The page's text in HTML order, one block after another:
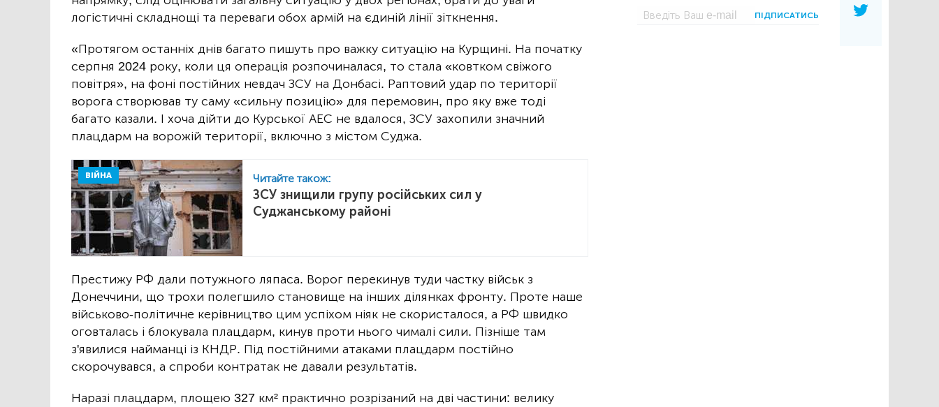
логістичні складнощі та переваги обох армій на єдиній лінії зіткнення.
«Протягом останніх днів багато пишуть про важку ситуацію на Курщині. На початку
серпня 2024 року, коли ця операція розпочиналася, то стала «ковтком свіжого
повітря», на фоні постійних невдач ЗСУ на Донбасі. Раптовий удар по території
ворога створював ту саму «сильну позицію» для перемовин, про яку вже тоді
багато казали. І хоча дійти до Курської АЕС не вдалося, ЗСУ захопили значний
плацдарм на ворожій території, включно з містом Суджа.
ВІЙНА Читайте також:
ЗСУ знищили групу російських сил у
Суджанському районі
Престижу РФ дали потужного ляпаса. Ворог перекинув туди частку військ з
Донеччини, що трохи полегшило становище на інших ділянках фронту. Проте наше
військово-політичне керівництво цим успіхом ніяк не скористалося, а РФ швидко
оговталась і блокувала плацдарм, кинув проти нього чималі сили. Пізніше там
з'явилися найманці із КНДР. Під постійними атаками плацдарм постійно
скорочувався, а спроби контратак не давали результатів.
Наразі плацдарм, площею 327 км² практично розрізаний на дві частини: велику
ПІДПИСАТИСЬ